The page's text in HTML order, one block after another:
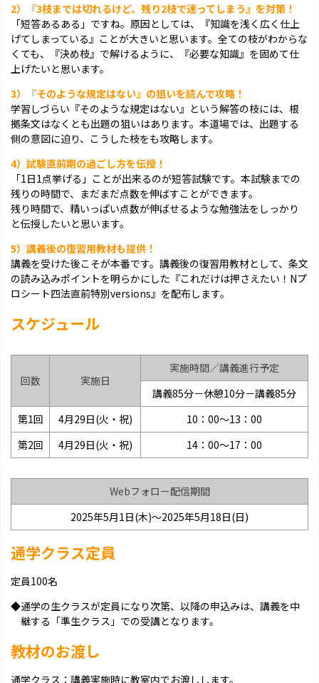
2）『3枝までは切れるけど、残り2枝で迷ってしまう』を対策！
「短答あるある」ですね。原因としては、『知識を浅く広く仕上
げてしまっている』ことが大きいと思います。全ての枝がわからな
くても、『決め枝』で解けるように、『必要な知識』を固めて仕
上げたいと思います。
3）『そのような規定はない』の狙いを読んで攻略！
学習しづらい『そのような規定はない』という解答の枝には、根
拠条文はなくとも出題の狙いはあります。本道場では、出題する
側の意図に迫り、こうした枝をも攻略します。
4）試験直前期の過ごし方を伝授！
「1日1点挙げる」ことが出来るのが短答試験です。本試験までの
残りの時間で、まだまだ点数を伸ばすことができます。
残り時間で、精いっぱい点数が伸ばせるような勉強法をしっかり
と伝授したいと思います。
5）講義後の復習用教材も提供！
講義を受けた後こそが本番です。講義後の復習用教材として、条文
の読み込みポイントを明らかにした『これだけは押さえたい！Nプ
ロシート四法直前特別versions』を配布します。
スケジュール
回数 実施日
実施時間／講義進行予定
講義85分－休憩10分－講義85分
第1回
4月29日(火・祝)
10：00～13：00
第2回
4月29日(火・祝) 14：00～17：00
Webフォロー配信期間
2025年5月1日(木)～2025年5月18日(日)
通学クラス定員
定員100名
◆通学の生クラスが定員になり次第、以降の申込みは、講義を中
継する「準生クラス」での受講となります。
教材のお渡し
通学クラス：講義実施時に教室内でお渡しします。